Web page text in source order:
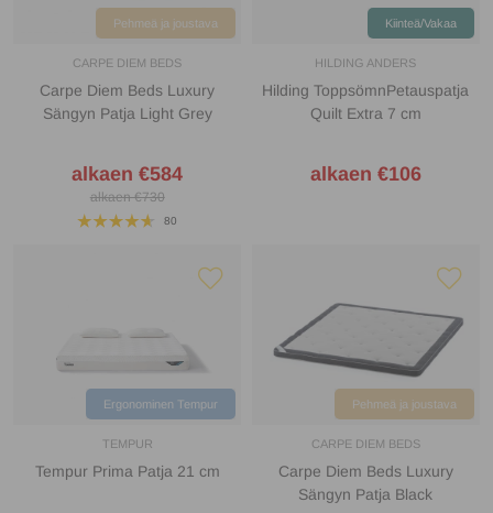
Pehmeä ja joustava
CARPE DIEM BEDS
Carpe Diem Beds Luxury
Sängyn Patja Light Grey
alkaen €584
alkaen €730
80
Kiinteä/Vakaa
HILDING ANDERS
Hilding ToppsömnPetauspatja
Quilt Extra 7 cm
alkaen €106
Ergonominen Tempur
TEMPUR
Tempur Prima Patja 21 cm
Pehmeä ja joustava
CARPE DIEM BEDS
Carpe Diem Beds Luxury
Sängyn Patja Black